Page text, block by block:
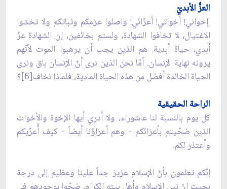
العزٌّ الأبديّ
إخواني! أخواتي! أعزّائي! واصلوا عزمكم وثباتكم ولا تخشوا
الاغتيال، لا تخافوا الشهادة، ولستم بخائفين، إن الشهادة عزّ
أبدي، حياة أبدية. هم الذين يجب أن يرهبوا الموت لأنّهم
يرونه نهاية الإنسان. أمّا نحن الذين نرى أنّ الإنسان باق ونرى
الحياة الخالدة أفضل من هذه الحياة المادية، فلماذا نخاف[6]؟
الراحة الحقيقية
كل يوم بالنسبة لنا عاشوراء، ولا أدري أيها الإخوة والأخوات
الذين ضحّيتم بأعزائكم - وهم أعزاؤنا أيضاً - كيف أُعزّيكم
وأعتذر لكم.
إنّكم تعلمون بأنّ الإسلام عزيز جداً علينا وعظيم إلى درجة